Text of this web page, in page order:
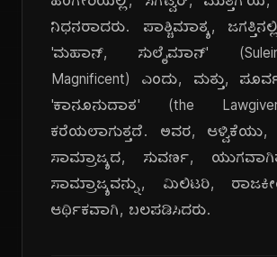
ನಿಧನರಾದರು. ಪಾಶ್ಚಿಮಾತ್ಯ,
'ಮಹಾನ್, ಸುಲೈಮಾನ್'
Magnificent) ಎಂದು, ಮತ್ತು,
'ಕಾನೂನುದಾತ' (the
ಕರೆಯಲಾಗುತ್ತದೆ. ಅವರ,
ಸಾಮ್ರಾಜ್ಯದ, ಸುವರ್ಣ,
ಸಾಮ್ರಾಜ್ಯವನ್ನು, ಮಿಲಿಟರಿ,
ಆರ್ಥಿಕವಾಗಿ, ಬಲಪಡಿಸಿದರು.